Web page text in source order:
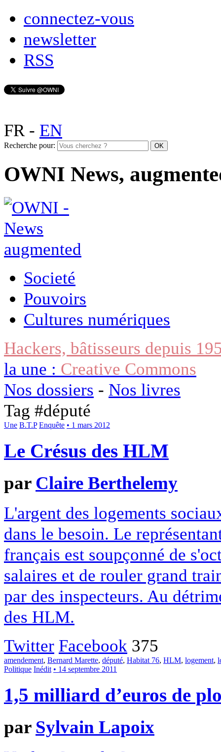
connectez-vous
newsletter
RSS
FR- EN
Recherche pour:
OWNI News,
Societé
Pouvoirs
Cultures numériques
Hackers, bâtisseurs depuis
la une : Creative Commons
Nos dossiers - Nos livres
Tag #député
Une B.T.P Enquête • 1 mars 2012
Le Crésus des HLM
par Claire Berthelemy
L'argent des logements
dans le besoin. Le
français est soupçonné de
salaires et de rouler grand
par des inspecteurs. Au
des HLM.
Twitter Facebook 375
amendement, Bernard Marette, député, Habitat 76, HLM, logement,
Politique Inédit • 14 septembre 2011
1,5 milliard d’euros de
par Sylvain Lapoix